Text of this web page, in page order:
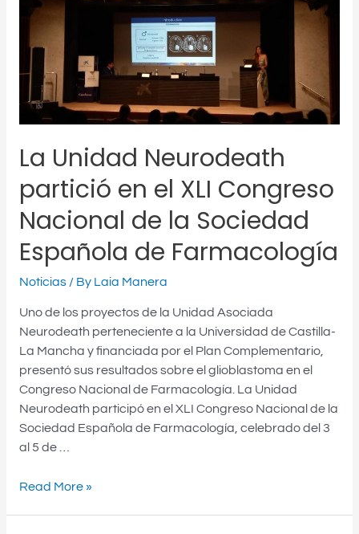
La Unidad Neurodeath
partició en el XLI Congreso
Nacional de la Sociedad
Española de Farmacología
Noticias/ By Laia Manera
Uno de los proyectos de la Unidad Asociada
Neurodeath perteneciente a la Universidad de Castilla-
La Mancha y financiada por el Plan Complementario,
presentó sus resultados sobre el glioblastoma en el
Congreso Nacional de Farmacología. La Unidad
Neurodeath participó en el XLI Congreso Nacional de la
Sociedad Española de Farmacología, celebrado del 3
al 5 de …
partició
XLI
Congreso
Nacional
de
Sociedad
Española
de
Farmacología
Read More »